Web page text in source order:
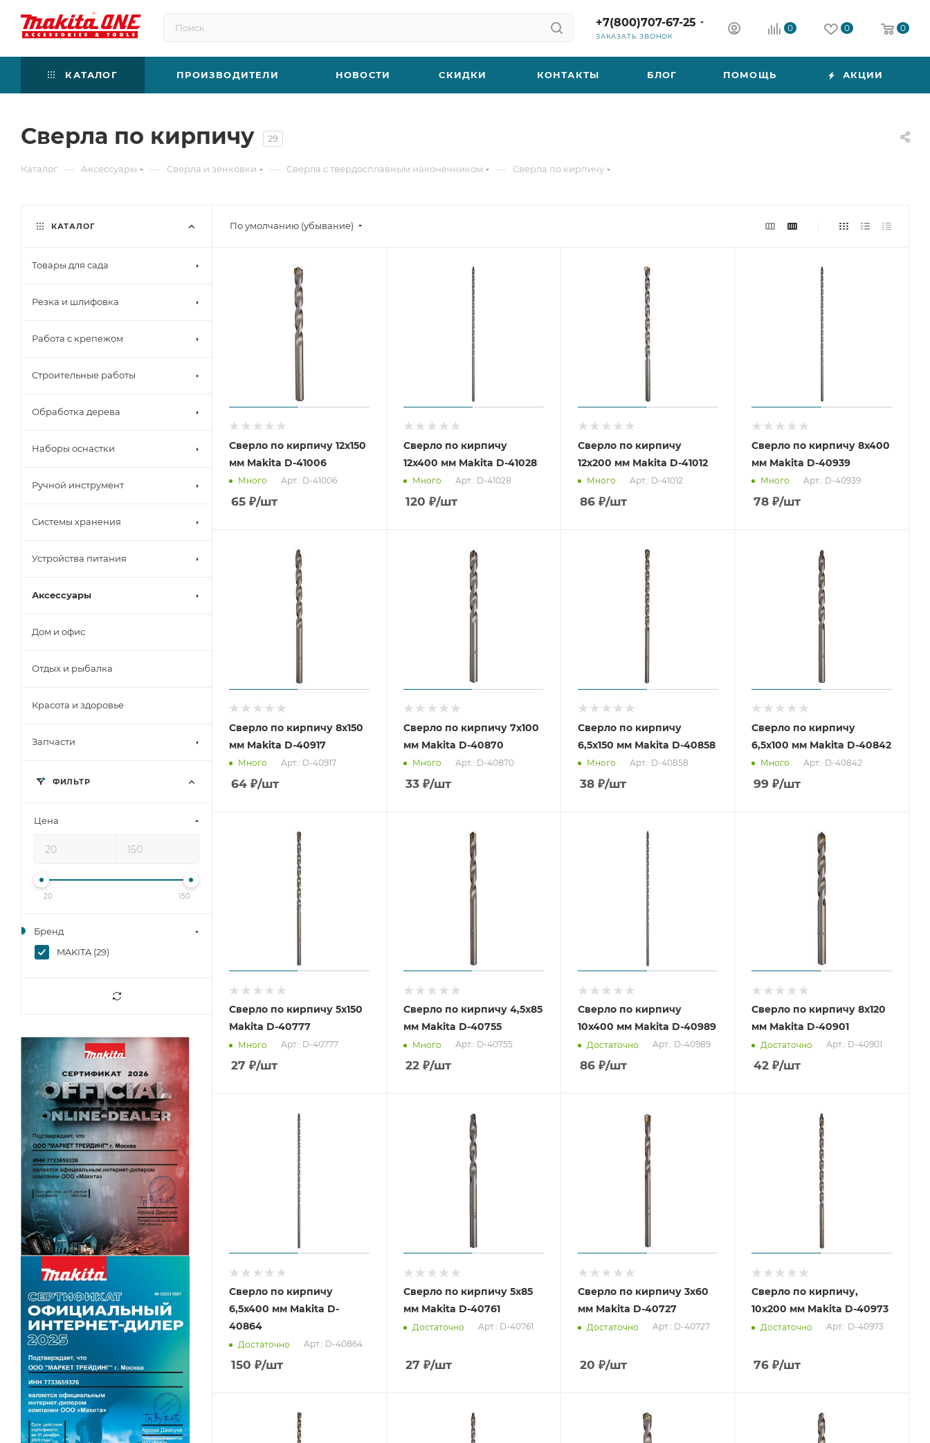
+7(800)707-67-25
ЗАКАЗАТЬ ЗВОНОК
0 0 0
КАТАЛОГ ПРОИЗВОДИТЕЛИ НОВОСТИ СКИДКИ КОНТАКТЫ БЛОГ ПОМОЩЬ АКЦИИ
Сверла по кирпичу 29
Каталог — Аксессуары — Сверла и зенковки — Сверла с твердосплавным наконечником — Сверла по кирпичу
По умолчанию (убывание)
Сверло по кирпичу 12x150
мм Makita D-41006
Много Арт.: D-41006
65 ₽/шт
Сверло по кирпичу
12x400 мм Makita D-41028
Много Арт.: D-41028
120 ₽/шт
Сверло по кирпичу
12x200 мм Makita D-41012
Много Арт.: D-41012
86₽/шт
Сверло по кирпичу 8x400
мм Makita D-40939
Много Арт.: D-40939
78 ₽/шт
Сверло по кирпичу 8x150
мм Makita D-40917
Много Арт.: D-40917
64 ₽/шт
Сверло по кирпичу 7x100
мм Makita D-40870
Много Арт.: D-40870
33₽/шт
Сверло по кирпичу
6,5x150 мм Makita D-40858
Много Арт.: D-40858
38₽/шт
Сверло по кирпичу
6,5x100 мм Makita D-40842
Много Арт.: D-40842
99 ₽/шт
Сверло по кирпичу 5x150
Makita D-40777
Много Арт.: D-40777
27 ₽/шт
Сверло по кирпичу 4,5x85
мм Makita D-40755
Много Арт.: D-40755
22₽/шт
Сверло по кирпичу
10x400 мм Makita D-40989
Достаточно Арт.: D-40989
86₽/шт
Сверло по кирпичу 8x120
мм Makita D-40901
Достаточно Арт.: D-40901
42 ₽/шт
Сверло по кирпичу
6,5x400 мм Makita D-
40864
Достаточно Арт.: D-40864
150 ₽/шт
Сверло по кирпичу 5x85
мм Makita D-40761
Достаточно Арт.: D-40761
27 ₽/шт
Сверло по кирпичу 3x60
мм Makita D-40727
Достаточно Арт.: D-40727
20 ₽/шт
Сверло по кирпичу,
10x200 мм Makita D-40973
Достаточно Арт.: D-40973
76 ₽/шт
КАТАЛОГ
Товары для сада
Резка и шлифовка
Работа с крепежом
Строительные работы
Обработка дерева
Наборы оснастки
Ручной инструмент
Системы хранения
Устройства питания
Аксессуары
Дом и офис
Отдых и рыбалка
Красота и здоровье
Запчасти
ФИЛЬТР
Цена
20 150
Бренд
MAKITA (29)